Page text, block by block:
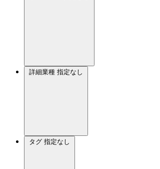
詳細業種 指定なし
タグ 指定なし